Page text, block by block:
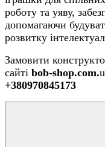
роботу та уяву,
допомагаючи
розвитку
Замовити
сайті bob-shop.com.
+380970845173